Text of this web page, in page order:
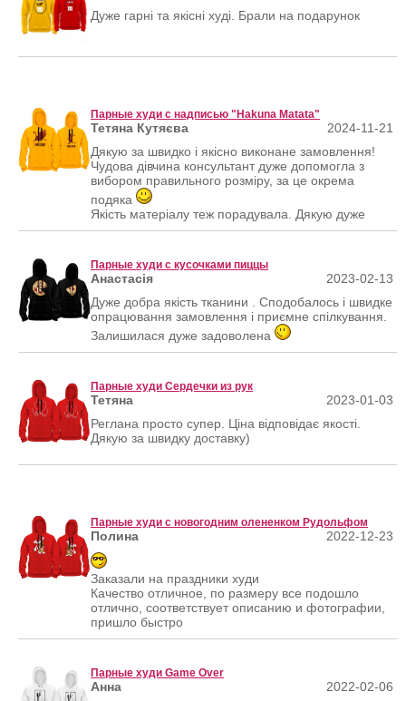
Дуже гарні та якісні худі. Брали на подарунок
Парные худи с надписью "Hakuna Matata"
Тетяна Кутяєва
2024-11-21
Дякую за швидко і якісно виконане замовлення!
Чудова дівчина консультант дуже допомогла з
вибором правильного розміру, за це окрема
подяка
Якість матеріалу теж порадувала. Дякую дуже
Парные худи с кусочками пиццы
Анастасiя
2023-02-13
Дуже добра якість тканини . Сподобалось і швидке
опрацювання замовлення і приємне спілкування.
Залишилася дуже задоволена
Парные худи Сердечки из рук
Тетяна
2023-01-03
Реглана просто супер. Ціна відповідає якості.
Дякую за швидку доставку)
Парные худи с новогодним олененком Рудольфом
Полина 2022-12-23
Заказали на праздники худи
Качество отличное, по размеру все подошло
отлично, соответствует описанию и фотографии,
пришло быстро
Парные худи Game Over
Анна
2022-02-06